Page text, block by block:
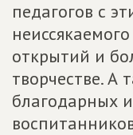
педагогов с
открытий и
творчестве. А
благодарных